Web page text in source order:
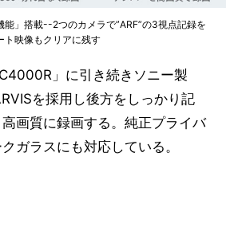
能」搭載--2つのカメラで”ARF”の3視点記録を
ト映像もクリアに残す
」に引き続きソニー製
を採用し後方をしっかり記
画質に録画する。純正プライバ
ガラスにも対応している。